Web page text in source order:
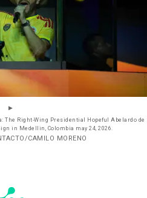
The Right-Wing Presidential Hopeful Abelardo de
in Medellin, Colombia may 24, 2026.
CAMILO MORENO